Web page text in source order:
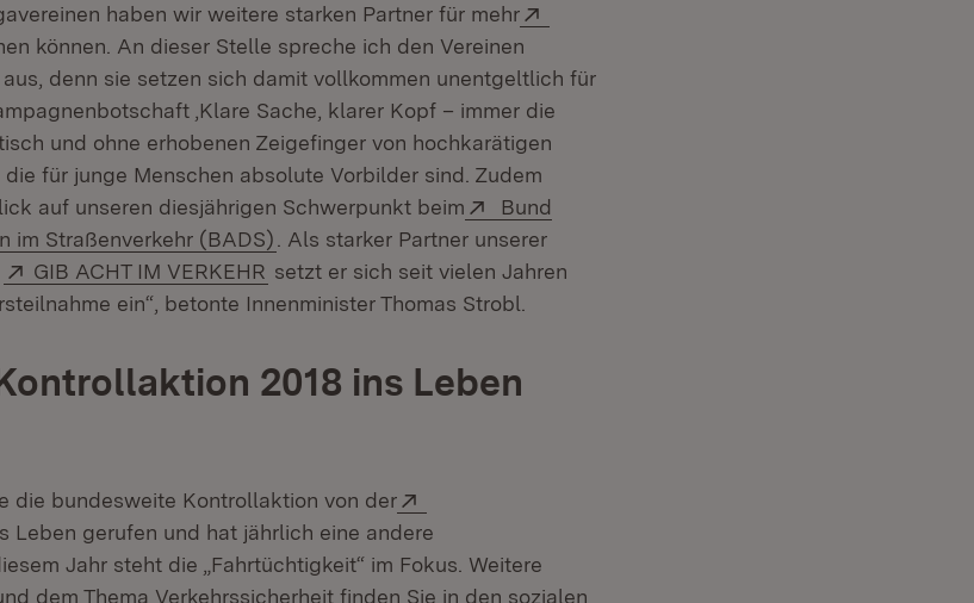
haben wir weitere starken Partner für mehr
in neuem Fenster)
können. An dieser Stelle spreche ich den Vereinen
denn sie setzen sich damit vollkommen unentgeltlich für
‚Klare Sache, klarer Kopf – immer die
und ohne erhobenen Zeigefinger von hochkarätigen
für junge Menschen absolute Vorbilder sind. Zudem
auf unseren diesjährigen Schwerpunkt beim
Extern:
Bund
im Straßenverkehr (BADS) (Öffnet in neuem Fenster)
. Als starker Partner unserer
Extern:
GIB ACHT IM VERKEHR (Öffnet in neuem Fenster)
setzt er sich seit vielen Jahren
ein“, betonte Innenminister Thomas Strobl.
2018 ins Leben
die bundesweite Kontrollaktion von der
in neuem Fenster)
Leben gerufen und hat jährlich eine andere
Jahr steht die „Fahrtüchtigkeit“ im Fokus. Weitere
dem Thema Verkehrssicherheit finden Sie in den sozialen